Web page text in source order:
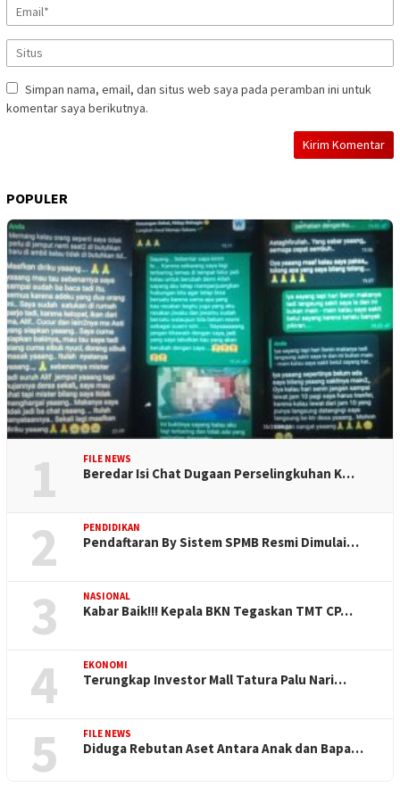
Simpan nama, email, dan situs web saya pada peramban ini untuk
komentar saya berikutnya.
POPULER
1 FILE NEWS
Beredar Isi Chat Dugaan Perselingkuhan K…
2 PENDIDIKAN
Pendaftaran By Sistem SPMB Resmi Dimulai…
3 NASIONAL
Kabar Baik!!! Kepala BKN Tegaskan TMT CP…
4 EKONOMI
Terungkap Investor Mall Tatura Palu Nari…
5 FILE NEWS
Diduga Rebutan Aset Antara Anak dan Bapa…